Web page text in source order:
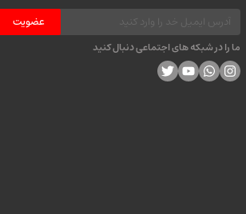
عضویت
ما را در شبکه های اجتماعی دنبال کنید